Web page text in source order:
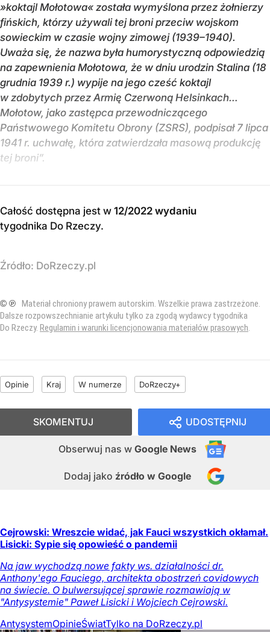
»koktajl Mołotowa« została wymyślona przez żołnierzy
fińskich, którzy używali tej broni przeciw wojskom
sowieckim w czasie wojny zimowej (1939–1940).
Uważa się, że nazwa była humorystyczną odpowiedzią
na zapewnienia Mołotowa, że w dniu urodzin Stalina (18
grudnia 1939 r.) wypije na jego cześć koktajl
w zdobytych przez Armię Czerwoną Helsinkach…
Mołotow, jako zastępca przewodniczącego
Państwowego Komitetu Obrony (ZSRS), podpisał 7 lipca
1941 r. uchwałę, która zatwierdzała masową produkcję
tej broni”.
Całość dostępna jest w 12/2022 wydaniu
tygodnika Do Rzeczy.
Źródło: DoRzeczy.pl
© ℗ Materiał chroniony prawem autorskim. Wszelkie prawa zastrzeżone.
Dalsze rozpowszechnianie artykułu tylko za zgodą wydawcy tygodnika
Do Rzeczy. Regulamin i warunki licencjonowania materiałów prasowych
Opinie Kraj W numerze DoRzeczy+
UDOSTĘPNIJ
Obserwuj nas w Google News
Dodaj jako źródło w Google
SKOMENTUJ
Cejrowski: Wreszcie widać, jak Fauci wszystkich okłamał.
Lisicki: Sypie się opowieść o pandemii
Na jaw wychodzą nowe fakty ws. działalności dr.
Anthony'ego Fauciego, architekta obostrzeń covidowych
na świecie. O bulwersującej sprawie rozmawiają w
"Antysystemie" Paweł Lisicki i Wojciech Cejrowski.
AntysystemOpinieŚwiatTylko na DoRzeczy.pl